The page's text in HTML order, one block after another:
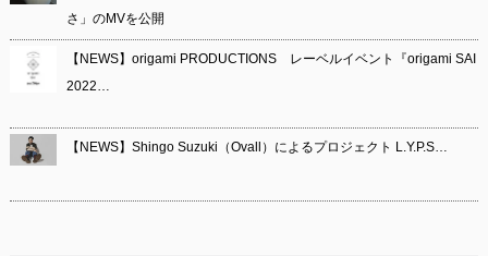
さ」のMVを公開
【NEWS】origami PRODUCTIONS レーベルイベント『origami SAI
2022…
【NEWS】Shingo Suzuki（Ovall）によるプロジェクト L.Y.P.S…